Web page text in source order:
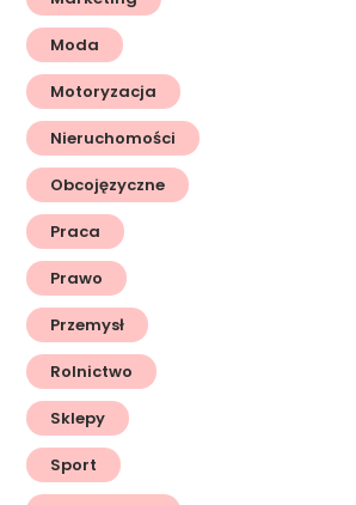
Moda
Motoryzacja
Nieruchomości
Obcojęzyczne
Praca
Prawo
Przemysł
Rolnictwo
Sklepy
Sport